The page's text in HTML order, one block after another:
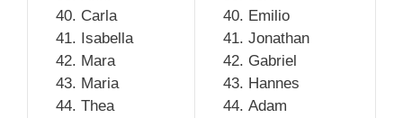
Carla
Isabella
Mara
Maria
Thea
Emilio
Jonathan
Gabriel
Hannes
Adam